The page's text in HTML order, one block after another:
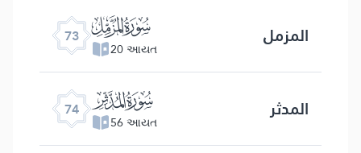
73 ﯶ
20 આયત المزمل
74 ﯷ
56 આયત المدثر